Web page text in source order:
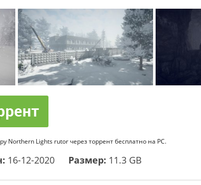
Northern Lights rutor через торрент бесплатно на PC.
16-12-2020 Размер: 11.3 GB